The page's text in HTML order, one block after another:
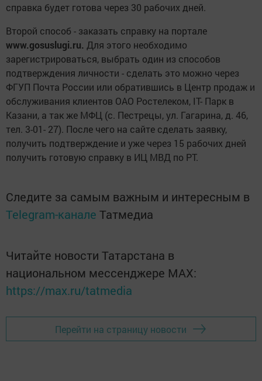
справка будет готова через 30 рабочих дней.
Второй способ - заказать справку на портале
www.gosuslugi.ru. Для этого необходимо
зарегистрироваться, выбрать один из способов
подтверждения личности - сделать это можно через
ФГУП Почта России или обратившись в Центр продаж и
обслуживания клиентов ОАО Ростелеком, IT- Парк в
Казани, а так же МФЦ (с. Пестрецы, ул. Гагарина, д. 46,
тел. 3-01- 27). После чего на сайте сделать заявку,
получить подтверждение и уже через 15 рабочих дней
получить готовую справку в ИЦ МВД по РТ.
Следите за самым важным и интересным в
Telegram-канале Татмедиа
Читайте новости Татарстана в
национальном мессенджере MАХ:
https://max.ru/tatmedia
Перейти на страницу новости